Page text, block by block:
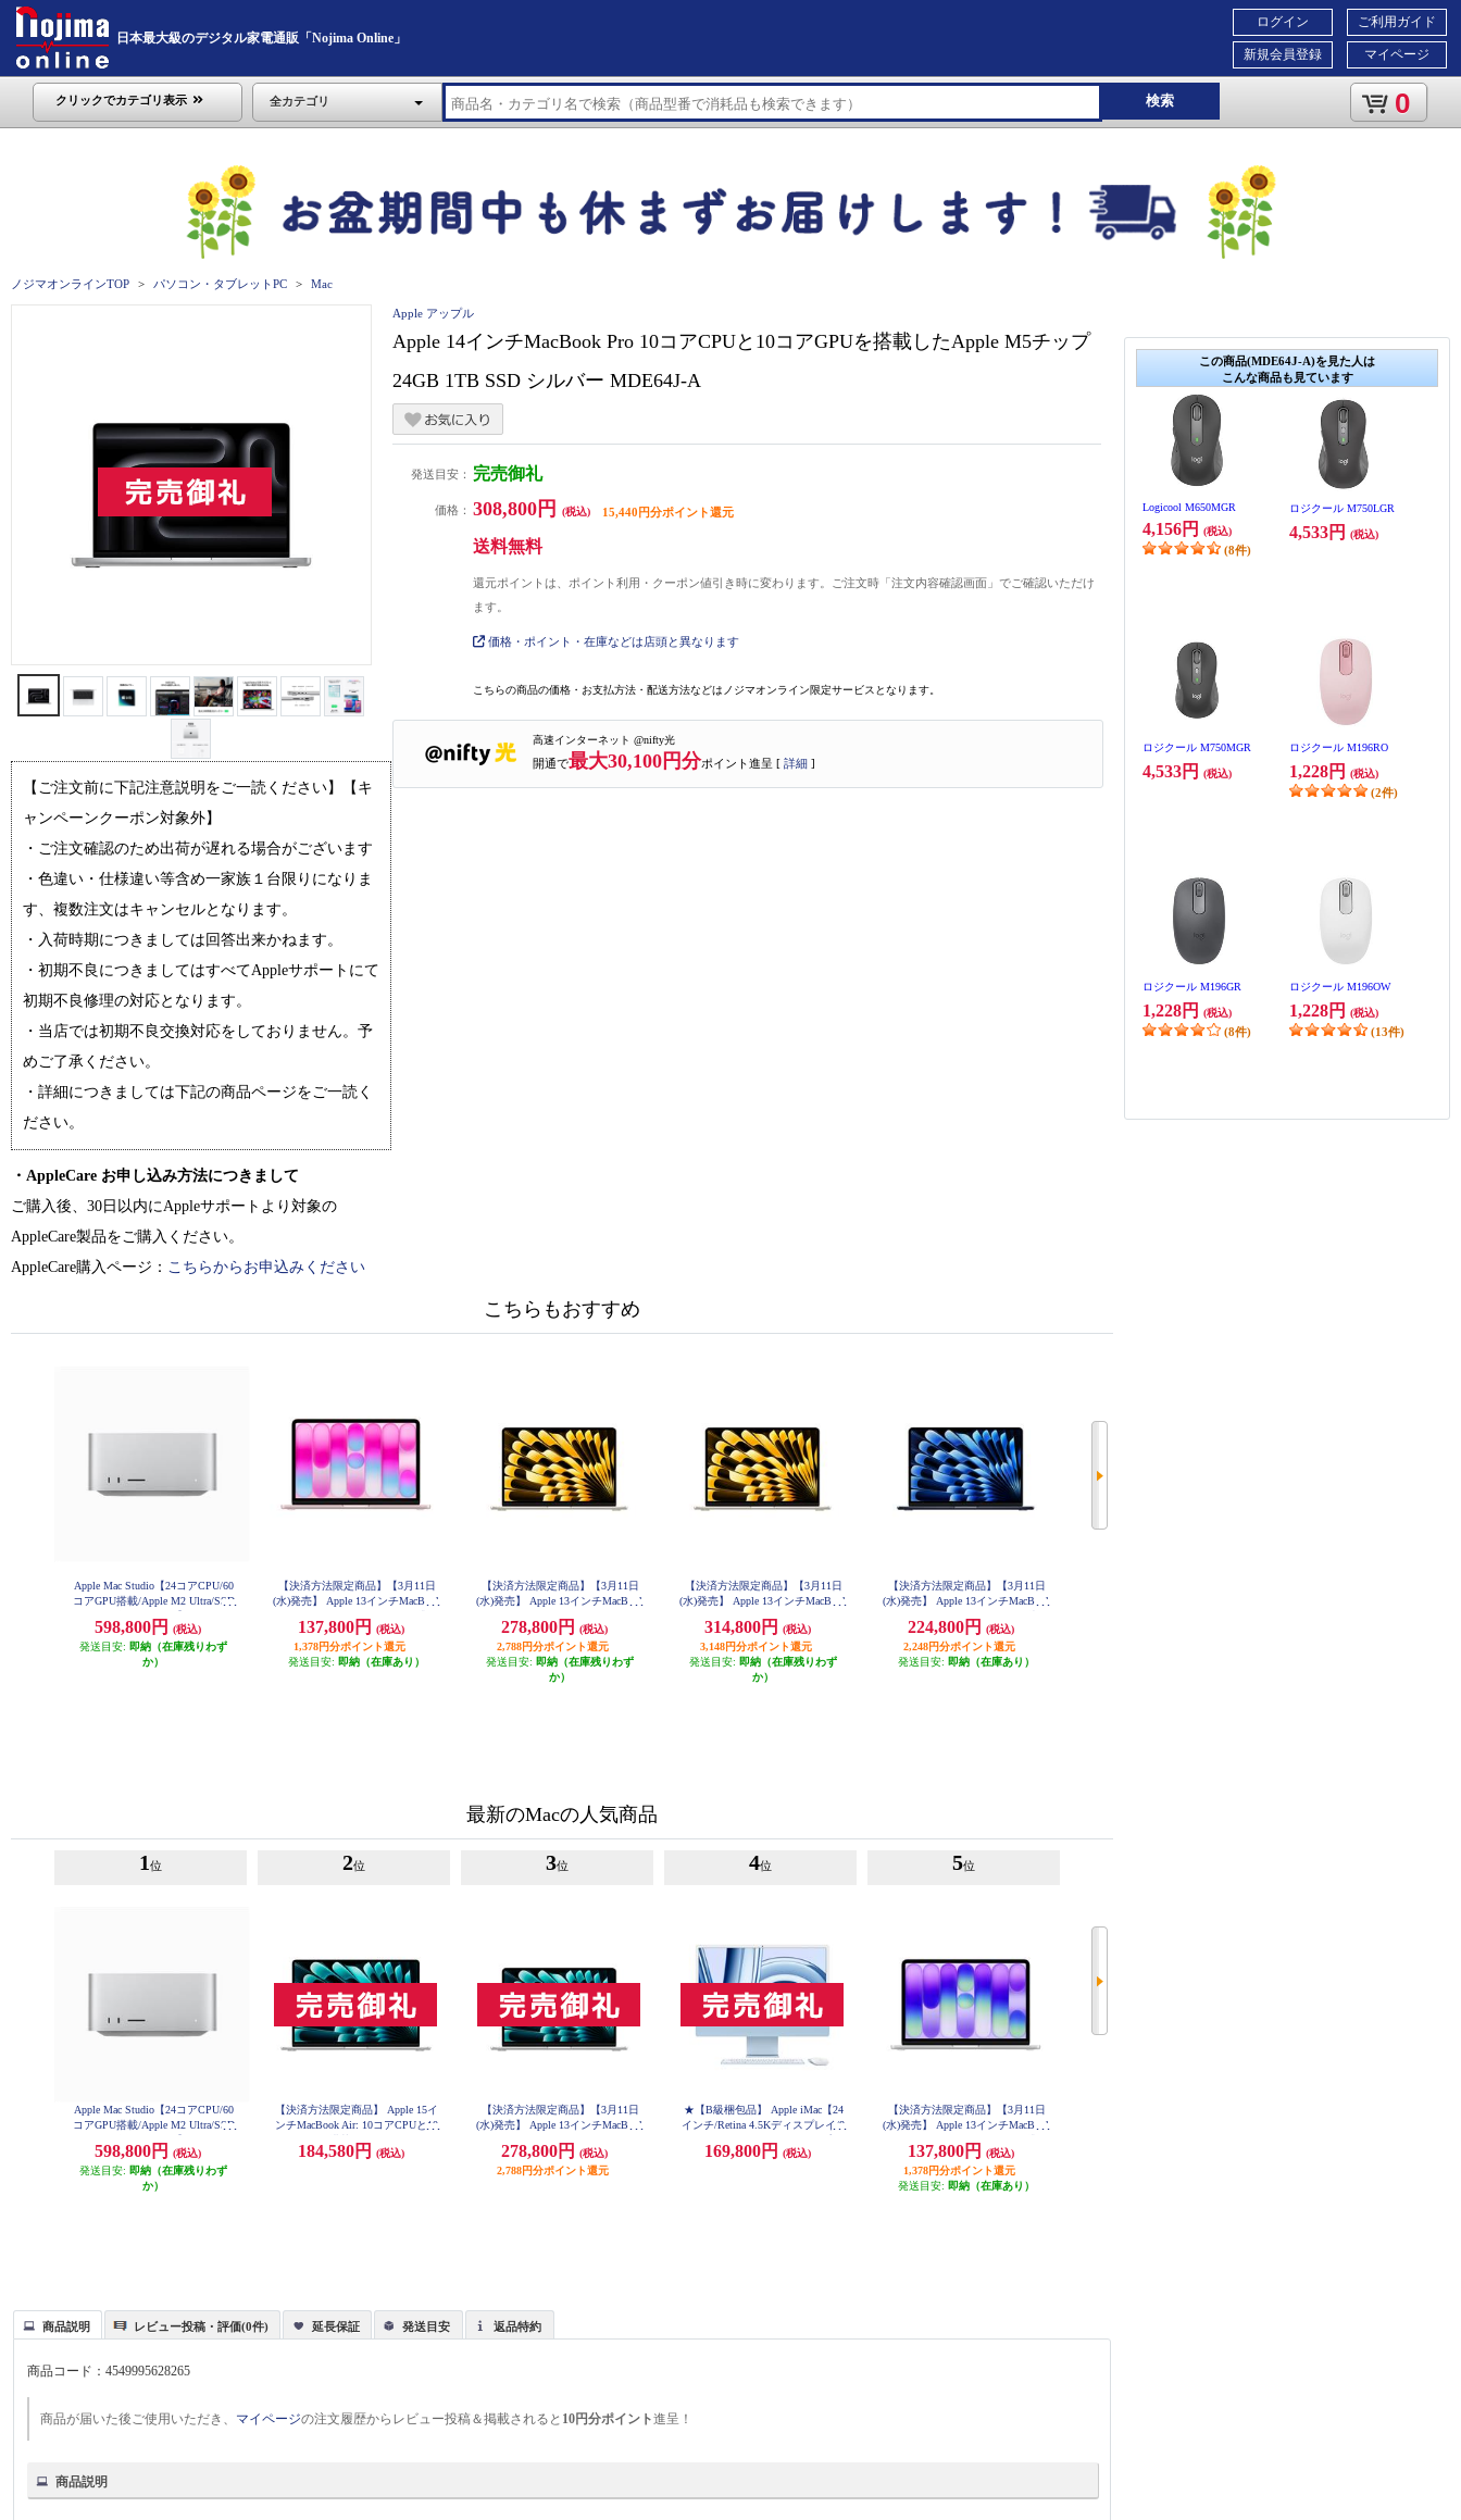
日本最大級のデジタル家電通販「Nojima Online」
ご利用ガイド
マイページ
ログイン
新規会員登録
クリックでカテゴリ表示 全カテゴリ 検索 0
ノジマオンラインTOP パソコン・タブレットPC Mac
この商品(MDE64J-A)を見た人は
こんな商品も見ています
Logicool M650MGR
4,156円 (税込)
(8件)
ロジクール M750LGR
4,533円 (税込)
ロジクール M750MGR
4,533円 (税込)
ロジクール M196RO
1,228円 (税込)
(2件)
ロジクール M196GR
1,228円 (税込)
(8件)
ロジクール M196OW
1,228円 (税込)
(13件)
【ご注文前に下記注意説明をご一読ください】【キ
ャンペーンクーポン対象外】
・ご注文確認のため出荷が遅れる場合がございます
・色違い・仕様違い等含め一家族１台限りになりま
す、複数注文はキャンセルとなります。
・入荷時期につきましては回答出来かねます。
・初期不良につきましてはすべてAppleサポートにて
初期不良修理の対応となります。
・当店では初期不良交換対応をしておりません。予
めご了承ください。
・詳細につきましては下記の商品ページをご一読く
ださい。
・AppleCare お申し込み方法につきまして
ご購入後、30日以内にAppleサポートより対象の
AppleCare製品をご購入ください。
AppleCare購入ページ： こちらからお申込みください
Apple アップル
Apple 14インチMacBook Pro 10コアCPUと10コアGPUを搭載したApple M5チップ
24GB 1TB SSD シルバー MDE64J-A
発送目安： 完売御礼
価格： 308,800円 (税込) 15,440円分ポイント還元
送料無料
還元ポイントは、ポイント利用・クーポン値引き時に変わります。ご注文時「注文内容確認画面」でご確認いただけ
ます。
価格・ポイント・在庫などは店頭と異なります
こちらの商品の価格・お支払方法・配送方法などはノジマオンライン限定サービスとなります。
高速インターネット @nifty光
開通で最大30,100円分ポイント進呈 [ 詳細 ]
こちらもおすすめ
Apple Mac Studio【24コアCPU/60
コアGPU搭載/Apple M2 Ultra/SSD
A
598,800円
(税込)
発送目安: 即納（在庫残りわず
か）
【決済方法限定商品】【3月11日
(水)発売】 Apple 13インチMacBook
したApple A18 Proチップ 8GB 512
GB SSD Touch ID - ブラッシュ MH
FJ4J-A
137,800円
(税込)
1,378円分ポイント還元
発送目安: 即納（在庫あり）
【決済方法限定商品】【3月11日
(水)発売】 Apple 13インチMacBook
載したApple M5チップ 16GB 1TB
SSD - スターライト MDHC4J-A
278,800円
(税込)
2,788円分ポイント還元
発送目安: 即納（在庫残りわず
か）
【決済方法限定商品】【3月11日
(水)発売】 Apple 13インチMacBook
載したApple M5チップ 24GB 1TB
SSD - スターライト MDHD4J-A
314,800円
(税込)
3,148円分ポイント還元
発送目安: 即納（在庫残りわず
か）
【決済方法限定商品】【3月11日
(水)発売】 Apple 13インチMacBook
したApple M5チップ 16GB 512GB
SSD - ミッドナイト MDHE4J-A
224,800円
(税込)
2,248円分ポイント還元
発送目安: 即納（在庫あり）
最新のMacの人気商品
1 位
Apple Mac Studio【24コアCPU/60
コアGPU搭載/Apple M2 Ultra/SSD
A
598,800円
(税込)
発送目安: 即納（在庫残りわず
か）
2位
【決済方法限定商品】 Apple 15イ
ンチMacBook Air: 10コアCPUと10
プ 16GB 256GB SSD - シルバー M
184,580円 (税込)
3位
【決済方法限定商品】【3月11日
(水)発売】 Apple 13インチMacBook
載したApple M5チップ 16GB 1TB
SSD - シルバー MDH84J-A
278,800円
(税込)
2,788円分ポイント還元
4位
★【B級梱包品】 Apple iMac【24
インチ/Retina 4.5Kディスプレイ/8
D256GB/ブルー/2023年冬発売モデ
169,800円 (税込)
5位
【決済方法限定商品】【3月11日
(水)発売】 Apple 13インチMacBook
したApple A18 Proチップ 8GB 512
GB SSD Touch ID - シルバー MHF
C4J-A
137,800円
(税込)
1,378円分ポイント還元
発送目安: 即納（在庫あり）
商品説明 レビュー投稿・評価(0件) 延長保証 発送目安 返品特約
商品コード：4549995628265
商品が届いた後ご使用いただき、 マイページの注文履歴からレビュー投稿＆掲載されると 10円分ポイント進呈！
商品説明